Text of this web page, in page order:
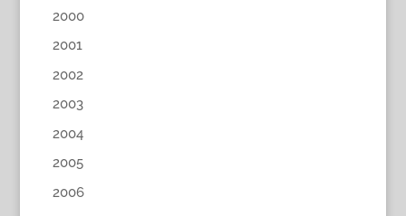
2000
2001
2002
2003
2004
2005
2006